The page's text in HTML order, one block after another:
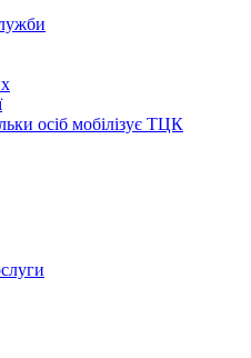
осіб мобілізує ТЦК